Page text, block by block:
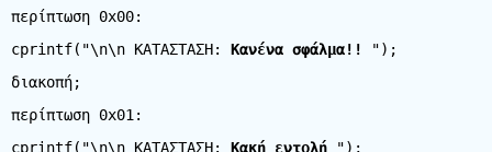
περίπτωση 0x00:
cprintf("\n\n ΚΑΤΑΣΤΑΣΗ: Κανένα σφάλμα!!
");
διακοπή;
περίπτωση 0x01:
cprintf("\n\n ΚΑΤΑΣΤΑΣΗ: Κακή εντολή ");